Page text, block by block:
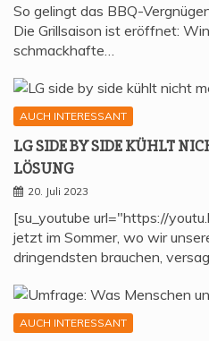
So gelingt das BBQ-
Die Grillsaison ist eröffnet:
schmackhafte…
AUCH INTERESSANT
LG SIDE BY SIDE KÜHLT
LÖSUNG
20. Juli 2023
[su_youtube url="https://
jetzt im Sommer, wo wir
dringendsten brauchen,
AUCH INTERESSANT